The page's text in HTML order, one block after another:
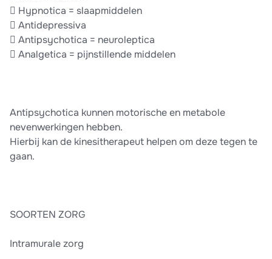
 Hypnotica = slaapmiddelen
 Antidepressiva
 Antipsychotica = neuroleptica
 Analgetica = pijnstillende middelen
Antipsychotica kunnen motorische en metabole
nevenwerkingen hebben.
Hierbij kan de kinesitherapeut helpen om deze tegen te
gaan.
SOORTEN ZORG
Intramurale zorg